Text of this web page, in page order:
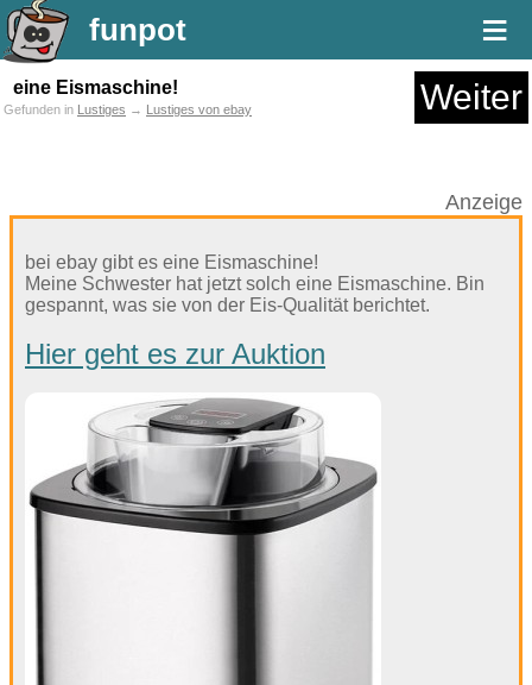
funpot ≡
eine Eismaschine! Weiter
Gefunden in Lustiges → Lustiges von ebay
Anzeige
bei ebay gibt es eine Eismaschine!
Meine Schwester hat jetzt solch eine Eismaschine. Bin
gespannt, was sie von der Eis-Qualität berichtet.
Hier geht es zur Auktion